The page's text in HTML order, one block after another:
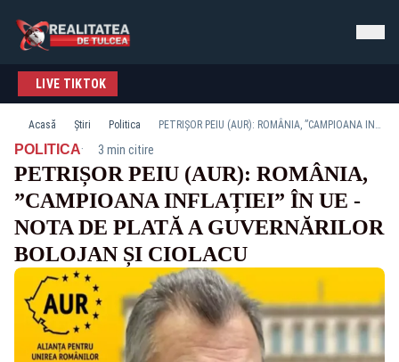
LIVE TIKTOK
Acasă Știri Politica PETRIȘOR PEIU (AUR): ROMÂNIA, ”CAMPIOANA INFLAȚIEI” ÎN UE - NOTA DE PLATĂ A GUVERNĂRILOR BOLOJAN ȘI CIOLACU
POLITICA· 3 min citire
PETRIȘOR PEIU (AUR): ROMÂNIA,
”CAMPIOANA INFLAȚIEI” ÎN UE -
NOTA DE PLATĂ A GUVERNĂRILOR
BOLOJAN ȘI CIOLACU